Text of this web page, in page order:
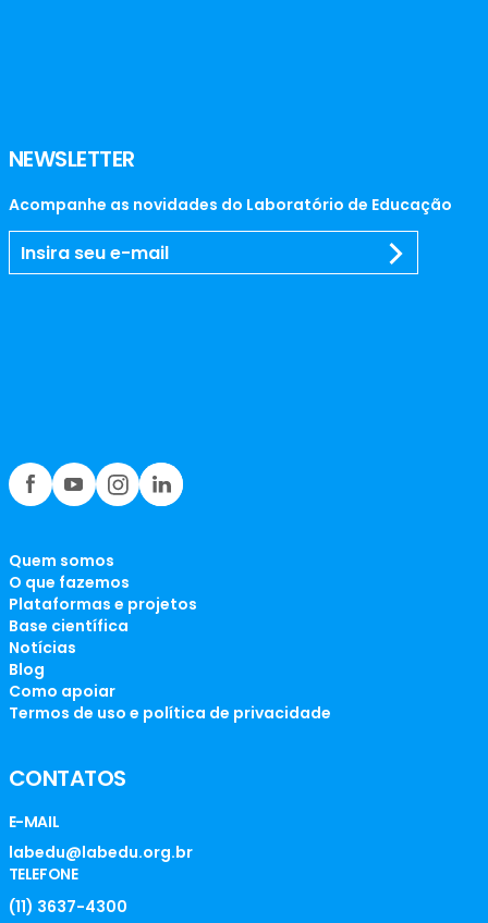
NEWSLETTER
Acompanhe as novidades do Laboratório de Educação
Quem somos
O que fazemos
Plataformas e projetos
Base científica
Notícias
Blog
Como apoiar
Termos de uso e política de privacidade
CONTATOS
E-MAIL
labedu@labedu.org.br
TELEFONE
(11) 3637-4300